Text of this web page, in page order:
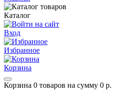
Каталог
Вход
Избранное
Корзина
Корзина 0 товаров на сумму 0 р.